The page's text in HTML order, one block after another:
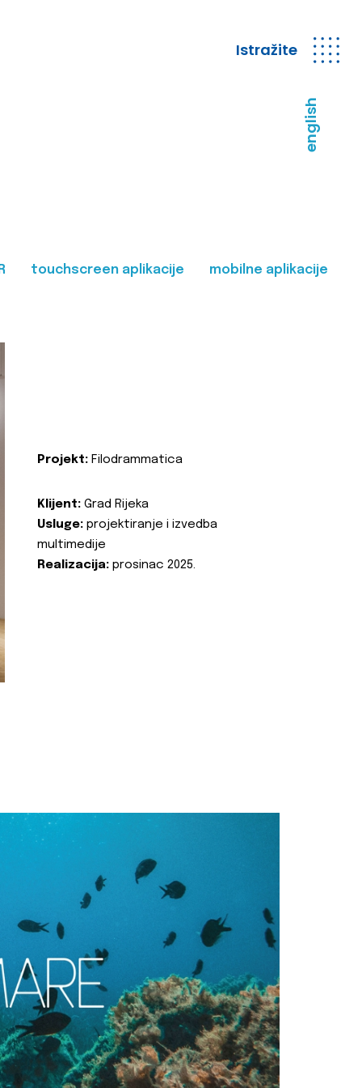
Istražite
english
touchscreen aplikacije mobilne aplikacije
Projekt: Filodrammatica
Klijent: Grad Rijeka
Usluge: projektiranje i izvedba
multimedije
Realizacija: prosinac 2025.